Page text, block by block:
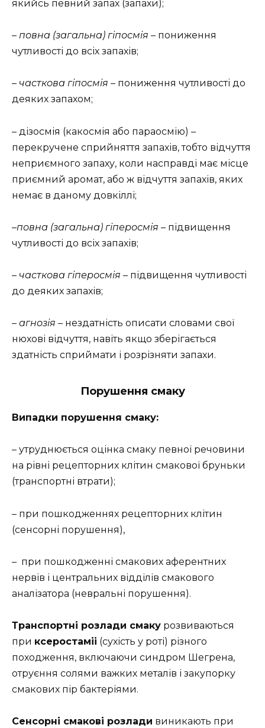
якийсь певний запах (запахи);
– повна (загальна) гіпосмія – пониження
чутливості до всіх запахів;
– часткова гіпосмія – пониження чутливості до
деяких запахом;
– дізосмія (какосмія або параосмію) –
перекручене сприйняття запахів, тобто відчуття
неприємного запаху, коли насправді має місце
приємний аромат, або ж відчуття запахів, яких
немає в даному довкіллі;
–повна (загальна) гіперосмія – підвищення
чутливості до всіх запахів;
– часткова гіперосмія – підвищення чутливості
до деяких запахів;
– агнозія – нездатність описати словами свої
нюхові відчуття, навіть якщо зберігається
здатність сприймати і розрізняти запахи.
Порушення смаку
Випадки порушення смаку:
– утруднюється оцінка смаку певної речовини
на рівні рецепторних клітин смакової бруньки
(транспортні втрати);
– при пошкодженнях рецепторних клітин
(сенсорні порушення),
– при пошкодженні смакових аферентних
нервів і центральних відділів смакового
аналізатора (невральні порушення).
Транспортні розлади смаку розвиваються
при ксеростаміі (сухість у роті) різного
походження, включаючи синдром Шегрена,
отруєння солями важких металів і закупорку
смакових пір бактеріями.
Сенсорні смакові розлади виникають при